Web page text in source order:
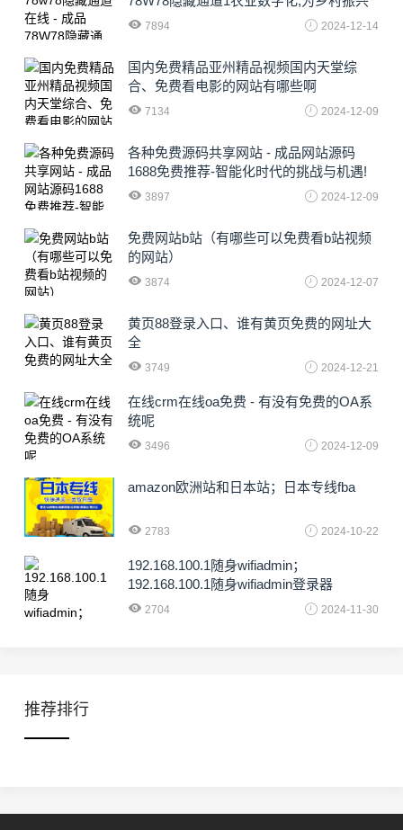
注入新动力
7894 2024-12-14
国内免费精品亚州精品视频国内天堂综
合、免费看电影的网站有哪些啊
7134 2024-12-09
各种免费源码共享网站 - 成品网站源码
1688免费推荐-智能化时代的挑战与机遇!
3897 2024-12-09
免费网站b站（有哪些可以免费看b站视频
的网站）
3874 2024-12-07
黄页88登录入口、谁有黄页免费的网址大
全
3749 2024-12-21
在线crm在线oa免费 - 有没有免费的OA系
统呢
3496 2024-12-09
amazon欧洲站和日本站；日本专线fba
2783 2024-10-22
192.168.100.1随身wifiadmin；
192.168.100.1随身wifiadmin登录器
2704 2024-11-30
推荐排行